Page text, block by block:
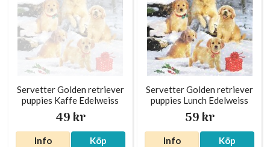
Servetter Golden retriever
puppies Kaffe Edelweiss
49 kr
Info Köp
Servetter Golden retriever
puppies Lunch Edelweiss
59 kr
Info Köp